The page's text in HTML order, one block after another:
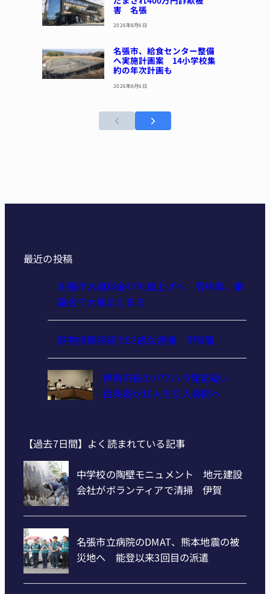
害 名張
2026年8月6日
名張市、給食センター整備
へ実施計画案 14小学校集
約の年次計画も
2026年8月6日
最近の投稿
名張市水道料金47％値上げへ 答申案、審
議会で大筋まとまる
器物損壊容疑で83歳女逮捕 伊賀署
伊賀市長のパワハラ発言疑い
百条委が10人を証人尋問へ
【過去7日間】よく読まれている記事